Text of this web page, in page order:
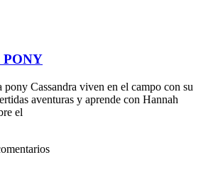
PONY
pony Cassandra viven en el campo con su
aventuras y aprende con Hannah
el